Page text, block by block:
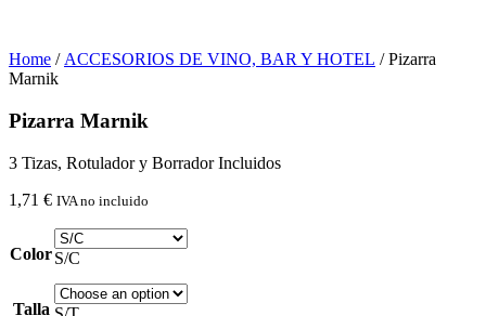
Home /ACCESORIOS DE VINO, BAR Y HOTEL / Pizarra
Marnik
Pizarra Marnik
3 Tizas, Rotulador y Borrador Incluidos
1,71 € IVA no incluido
ColorS/C
Talla